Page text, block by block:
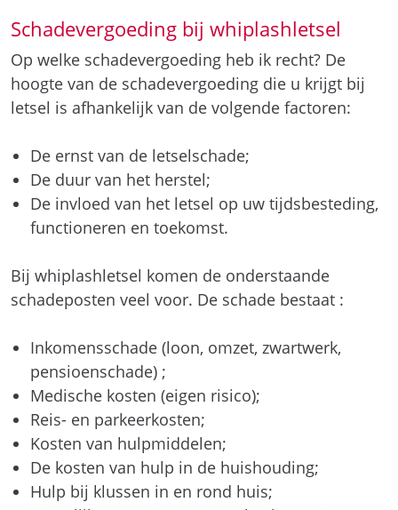
Schadevergoeding bij whiplashletsel
Op welke schadevergoeding heb ik recht? De
hoogte van de schadevergoeding die u krijgt bij
letsel is afhankelijk van de volgende factoren:
De ernst van de letselschade;
De duur van het herstel;
De invloed van het letsel op uw tijdsbesteding,
functioneren en toekomst.
Bij whiplashletsel komen de onderstaande
schadeposten veel voor. De schade bestaat :
Inkomensschade (loon, omzet, zwartwerk,
pensioenschade) ;
Medische kosten (eigen risico);
Reis- en parkeerkosten;
Kosten van hulpmiddelen;
De kosten van hulp in de huishouding;
Hulp bij klussen in en rond huis;